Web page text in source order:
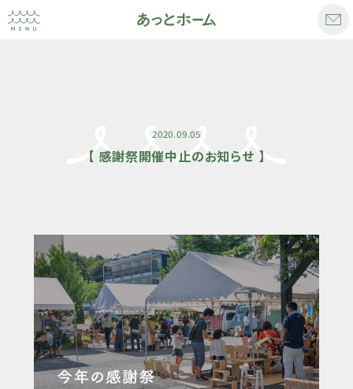
2020.09.05
【 感謝祭開催中止のお知らせ 】